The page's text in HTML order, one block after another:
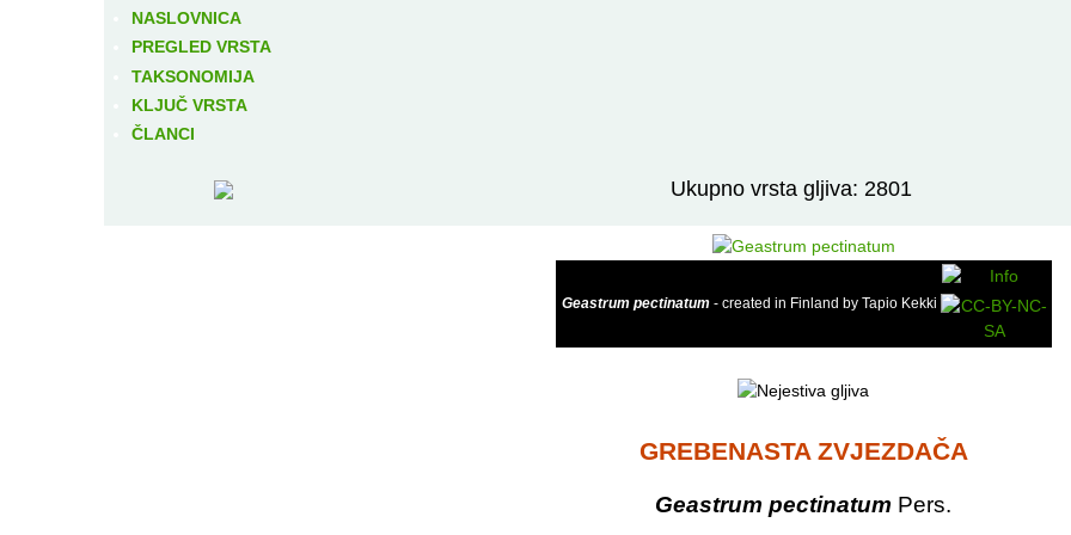
NASLOVNICA
PREGLED VRSTA
TAKSONOMIJA
KLJUČ VRSTA
ČLANCI
Ukupno vrsta gljiva: 2801
Geastrum pectinatum- created in Finland by Tapio Kekki
GREBENASTA ZVJEZDAČA
Geastrum pectinatum Pers.